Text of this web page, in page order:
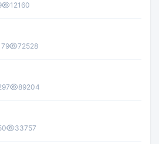
12160
72528
89204
33757